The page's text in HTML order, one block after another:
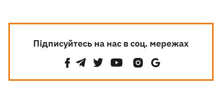
Підписуйтесь на нас в соц. мережах